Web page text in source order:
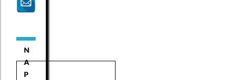
N
A
P